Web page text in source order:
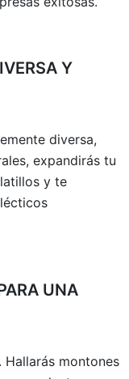
Y
diversa,
expandirás tu
y te
UNA
Hallarás montones